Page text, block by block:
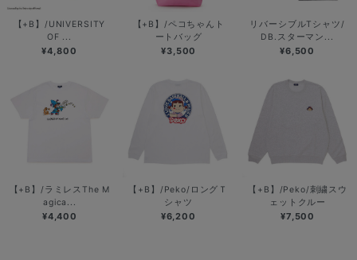
【+B】/UNIVERSITY
OF ...
¥4,800
【+B】/ペコちゃんト
ートバッグ
¥3,500
リバーシブルTシャツ/
DB.スターマン...
¥6,500
【+B】/ラミレスThe M
agica...
¥4,400
【+B】/Peko/ロングＴ
シャツ
¥6,200
【+B】/Peko/刺繍スウ
ェットクルー
¥7,500